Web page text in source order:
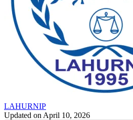
LAHURNIP
Updated on April 10, 2026